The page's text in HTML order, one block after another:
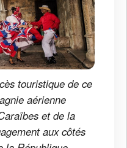
touristique de ce
aérienne
et de la
aux côtés